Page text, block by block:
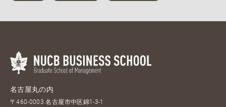
名古屋丸の内
〒460-0003 名古屋市中区錦1-3-1